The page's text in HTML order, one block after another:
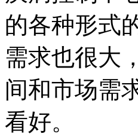
的各种形式
需求也很大
间和市场需
看好。